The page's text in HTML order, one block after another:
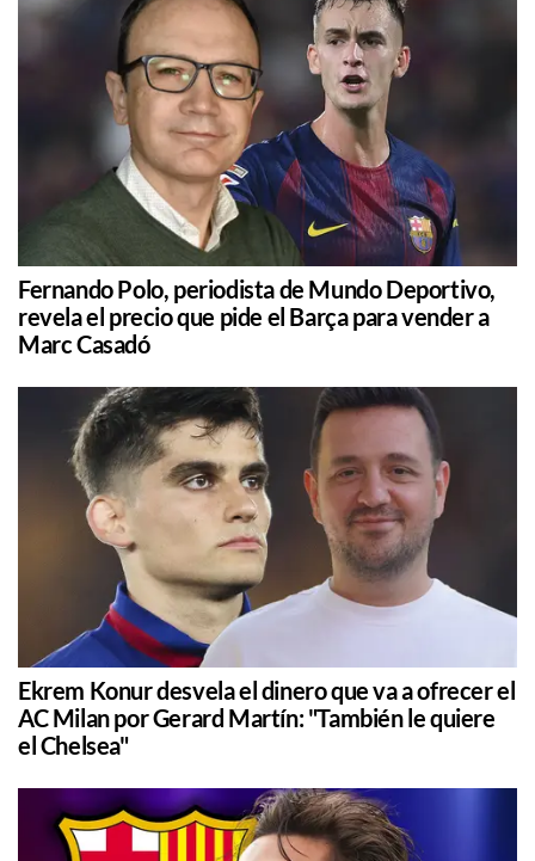
Fernando Polo, periodista de Mundo Deportivo,
revela el precio que pide el Barça para vender a
Marc Casadó
Ekrem Konur desvela el dinero que va a ofrecer el
AC Milan por Gerard Martín: "También le quiere
el Chelsea"